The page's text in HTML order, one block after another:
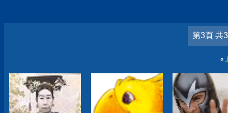
第3頁 共
«